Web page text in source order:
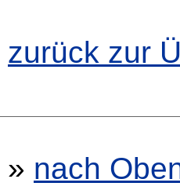
zurück zur
» nach